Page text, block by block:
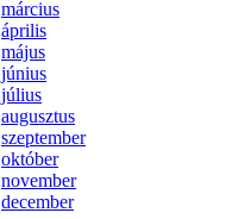
már­ci­us
áp­ri­lis
má­jus
jú­ni­us
jú­li­us
au­gusz­tus
szep­tem­ber
ok­tó­ber
no­vem­ber
de­cem­ber